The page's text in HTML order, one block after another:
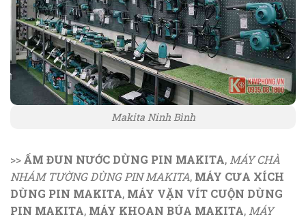
Makita Ninh Bình
>>ẤM ĐUN NƯỚC DÙNG PIN MAKITA, MÁY CHÀ
NHÁM TƯỜNG DÙNG PIN MAKITA, MÁY CƯA XÍCH
DÙNG PIN MAKITA, MÁY VẶN VÍT CUỘN DÙNG
PIN MAKITA, MÁY KHOAN BÚA MAKITA, MÁY